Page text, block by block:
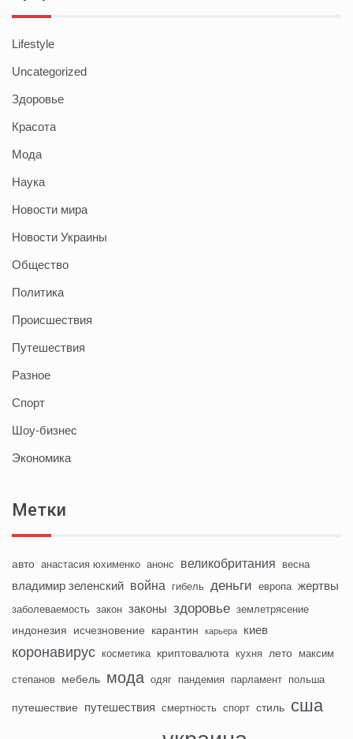
Lifestyle
Uncategorized
Здоровье
Красота
Мода
Наука
Новости мира
Новости Украины
Общество
Политика
Происшествия
Путешествия
Разное
Спорт
Шоу-бизнес
Экономика
Метки
авто анастасия юхименко анонс великобритания весна
владимир зеленский война гибель деньги европа жертвы
заболеваемость закон законы здоровье землетрясение
индонезия исчезновение карантин карьера киев
коронавирус косметика криптовалюта кухня лето максим
степанов мебель мода одяг пандемия парламент польша
путешествие путешествия смертность спорт стиль сша